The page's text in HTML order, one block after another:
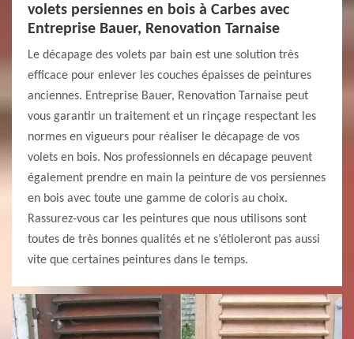
volets persiennes en bois à Carbes avec
Entreprise Bauer, Renovation Tarnaise
Le décapage des volets par bain est une solution très
efficace pour enlever les couches épaisses de peintures
anciennes. Entreprise Bauer, Renovation Tarnaise peut
vous garantir un traitement et un rinçage respectant les
normes en vigueurs pour réaliser le décapage de vos
volets en bois. Nos professionnels en décapage peuvent
également prendre en main la peinture de vos persiennes
en bois avec toute une gamme de coloris au choix.
Rassurez-vous car les peintures que nous utilisons sont
toutes de très bonnes qualités et ne s’étioleront pas aussi
vite que certaines peintures dans le temps.